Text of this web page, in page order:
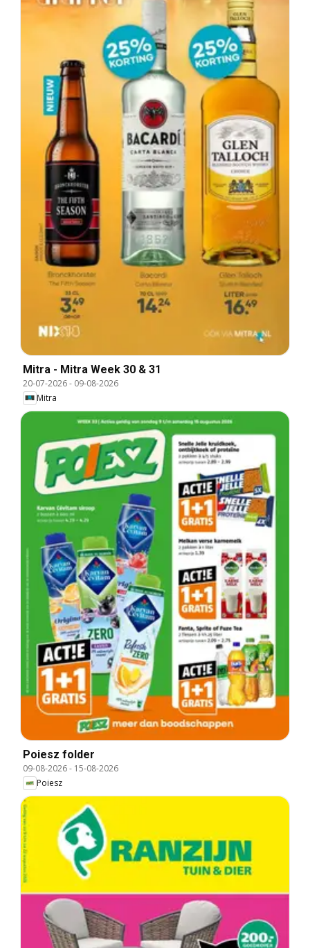
Mitra - Mitra Week 30 & 31
20-07-2026- 09-08-2026
Mitra
Poiesz folder
09-08-2026- 15-08-2026
Poiesz